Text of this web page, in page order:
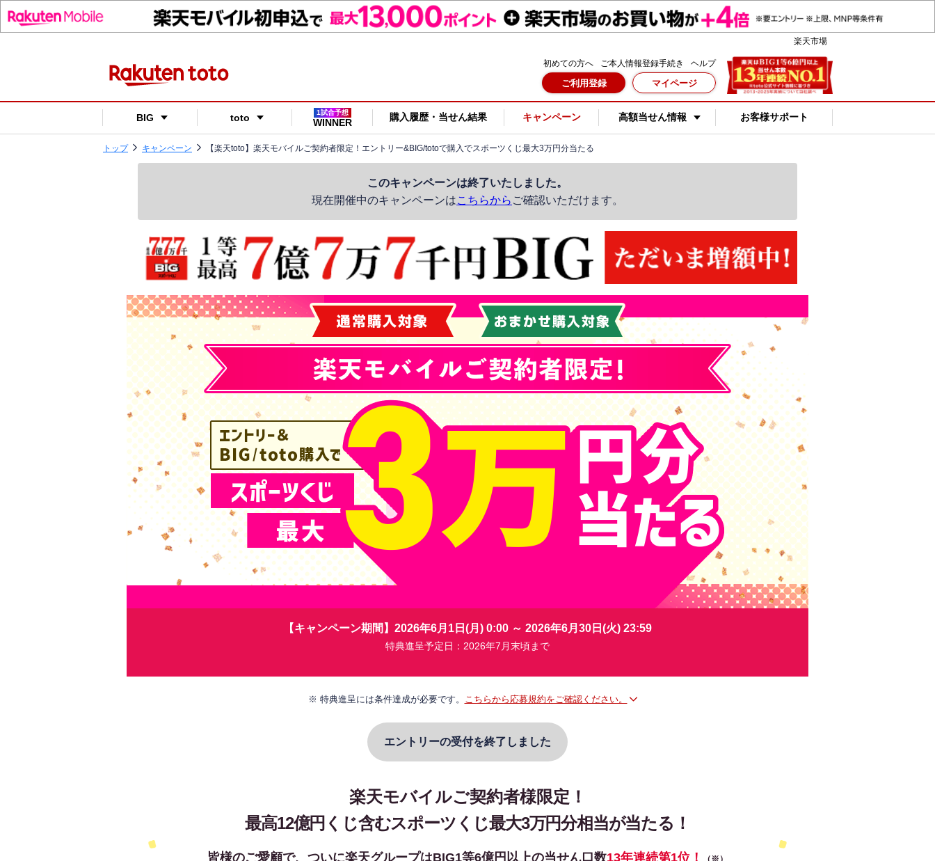
楽天市場
初めての方へ ご本人情報登録手続き ヘルプ
ご利用登録 マイページ
BIG toto 1試合予想
WINNER 購入履歴・当せん結果 キャンペーン 高額当せん情報 お客様サポート
トップ キャンペーン 【楽天toto】楽天モバイルご契約者限定！エントリー&BIG/totoで購入でスポーツくじ最大3万円分当たる
このキャンペーンは終了いたしました。
現在開催中のキャンペーンはこちらから ご確認いただけます。
【キャンペーン期間】 2026年6月1日(月) 0:00 ～ 2026年6月30日(火) 23:59
特典進呈予定日：2026年7月末頃まで
特典進呈には条件達成が必要です。 こちらから応募規約をご確認ください。
エントリーの受付を終了しました
楽天モバイルご契約者様限定！
最高12億円くじ含むスポーツくじ最大3万円分相当が当たる！
皆様のご愛顧で、 ついに楽天グループはBIG1等6億円以上の当せん口数13年連続第1位！ （※）